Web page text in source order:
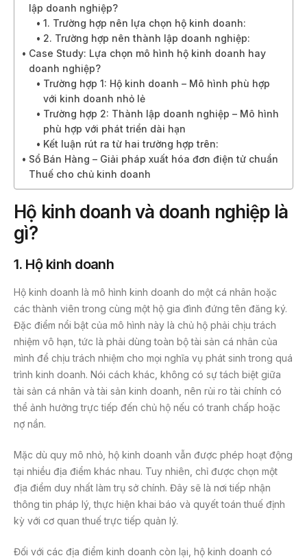
lập doanh nghiệp?
1. Trường hợp nên lựa chọn hộ kinh doanh:
2. Trường hợp nên thành lập doanh nghiệp:
Case Study: Lựa chọn mô hình hộ kinh doanh hay
doanh nghiệp?
Trường hợp 1: Hộ kinh doanh – Mô hình phù hợp
với kinh doanh nhỏ lẻ
Trường hợp 2: Thành lập doanh nghiệp – Mô hình
phù hợp với phát triển dài hạn
Kết luận rút ra từ hai trường hợp trên:
Sổ Bán Hàng – Giải pháp xuất hóa đơn điện tử chuẩn
Thuế cho chủ kinh doanh
Hộ kinh doanh và doanh nghiệp là
gì?
1. Hộ kinh doanh
Hộ kinh doanh là mô hình kinh doanh do một cá nhân hoặc
các thành viên trong cùng một hộ gia đình đứng tên đăng ký.
Đặc điểm nổi bật của mô hình này là chủ hộ phải chịu trách
nhiệm vô hạn, tức là phải dùng toàn bộ tài sản cá nhân của
mình để chịu trách nhiệm cho mọi nghĩa vụ phát sinh trong quá
trình kinh doanh. Nói cách khác, không có sự tách biệt giữa
tài sản cá nhân và tài sản kinh doanh, nên rủi ro tài chính có
thể ảnh hưởng trực tiếp đến chủ hộ nếu có tranh chấp hoặc
nợ nần.
Mặc dù quy mô nhỏ, hộ kinh doanh vẫn được phép hoạt động
tại nhiều địa điểm khác nhau. Tuy nhiên, chỉ được chọn một
địa điểm duy nhất làm trụ sở chính. Đây sẽ là nơi tiếp nhận
thông tin pháp lý, thực hiện khai báo và quyết toán thuế định
kỳ với cơ quan thuế trực tiếp quản lý.
Đối với các địa điểm kinh doanh còn lại, hộ kinh doanh có